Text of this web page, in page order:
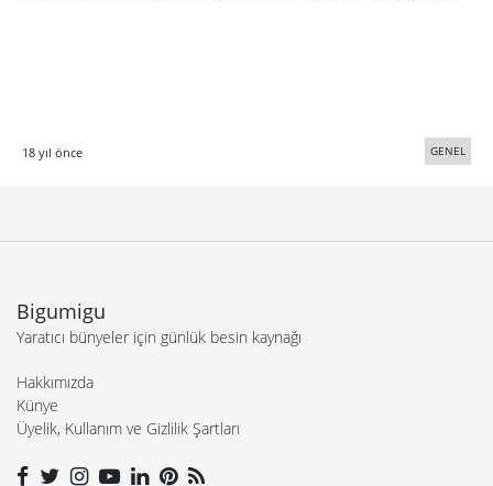
18 yıl önce GENEL
Bigumigu
Yaratıcı bünyeler için günlük besin kaynağı
Hakkımızda
Künye
Üyelik, Kullanım ve Gizlilik Şartları